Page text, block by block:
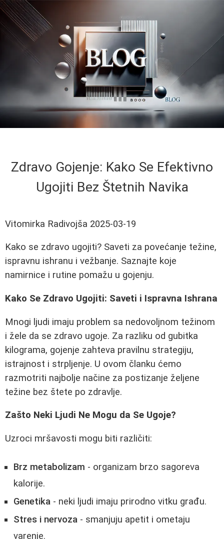
Zdravo Gojenje: Kako Se Efektivno
Ugojiti Bez Štetnih Navika
Vitomirka Radivojša 2025-03-19
Kako se zdravo ugojiti? Saveti za povećanje težine,
ispravnu ishranu i vežbanje. Saznajte koje
namirnice i rutine pomažu u gojenju.
Kako Se Zdravo Ugojiti: Saveti i Ispravna Ishrana
Mnogi ljudi imaju problem sa nedovoljnom težinom
i žele da se zdravo ugoje. Za razliku od gubitka
kilograma, gojenje zahteva pravilnu strategiju,
istrajnost i strpljenje. U ovom članku ćemo
razmotriti najbolje načine za postizanje željene
težine bez štete po zdravlje.
Zašto Neki Ljudi Ne Mogu da Se Ugoje?
Uzroci mršavosti mogu biti različiti:
Brz metabolizam - organizam brzo sagoreva
kalorije.
Genetika - neki ljudi imaju prirodno vitku građu.
Stres i nervoza - smanjuju apetit i ometaju
varenje.